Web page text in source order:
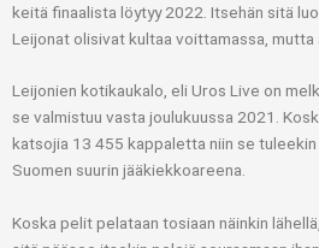
keitä finaalista löytyy 2022. Itsehän sitä
Leijonat olisivat kultaa voittamassa, mutta
Leijonien kotikaukalo, eli Uros Live on
se valmistuu vasta joulukuussa 2021.
katsojia 13 455 kappaletta niin se tuleekin
Suomen suurin jääkiekkoareena.
Koska pelit pelataan tosiaan näinkin